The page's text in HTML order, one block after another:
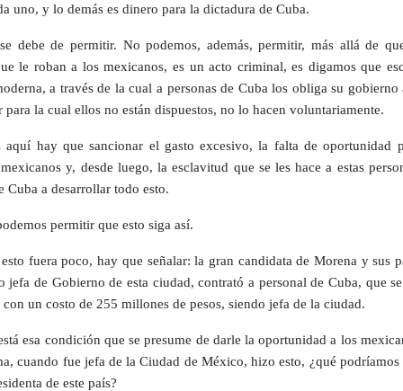
uno, y lo demás es dinero para la dictadura de Cuba.
debe de permitir. No podemos, además, permitir, más allá de
le roban a los mexicanos, es un acto criminal, es digamos que
a través de la cual a personas de Cuba los obliga su gobierno
para la cual ellos no están dispuestos, no lo hacen voluntariamente.
aquí hay que sancionar el gasto excesivo, la falta de oportunidad
y, desde luego, la esclavitud que se les hace a estas
Cuba a desarrollar todo esto.
permitir que esto siga así.
fuera poco, hay que señalar: la gran candidata de Morena y sus
jefa de Gobierno de esta ciudad, contrató a personal de Cuba, que
con un costo de 255 millones de pesos, siendo jefa de la ciudad.
esa condición que se presume de darle la oportunidad a los
cuando fue jefa de la Ciudad de México, hizo esto, ¿qué podríamos
de este país?